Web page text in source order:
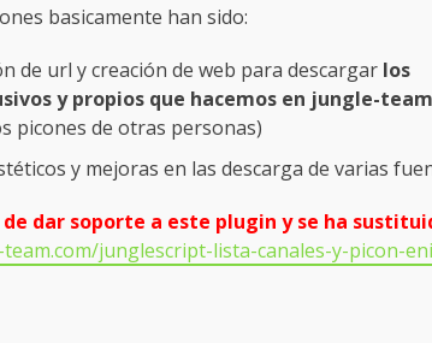
basicamente han sido:
de url y creación de web para descargar los
y propios que hacemos en jungle-team
picones de otras personas)
y mejoras en las descarga de varias
de dar soporte a este plugin y se ha
junglescript-lista-canales-y-picon-